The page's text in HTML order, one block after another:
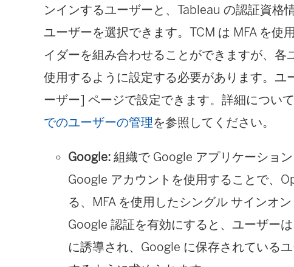
ンインするユーザーと、Tableau の認証資格
ユーザーを選択できます。TCM は MFA を使
イダーを組み合わせることができますが、各
使用するように設定する必要があります。ユ
ーザー] ページで設定できます。詳細につい
でのユーザーの管理を参照してください。
Google: 組織で Google アプリケーショ
Google アカウントを使用することで、
る、MFA を使用したシングル サインオ
Google 認証を有効にすると、ユーザー
に誘導され、Google に保存されている